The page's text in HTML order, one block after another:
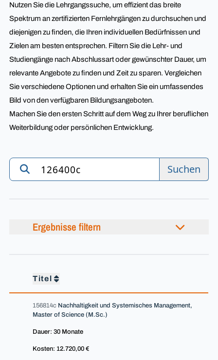
Nutzen Sie die Lehrgangssuche, um effizient das breite
Spektrum an zertifizierten Fernlehrgängen zu durchsuchen und
diejenigen zu finden, die Ihren individuellen Bedürfnissen und
Zielen am besten entsprechen. Filtern Sie die Lehr- und
Studiengänge nach Abschlussart oder gewünschter Dauer, um
relevante Angebote zu finden und Zeit zu sparen. Vergleichen
Sie verschiedene Optionen und erhalten Sie ein umfassendes
Bild von den verfügbaren Bildungsangeboten.
Machen Sie den ersten Schritt auf dem Weg zu Ihrer beruflichen
Weiterbildung oder persönlichen Entwicklung.
Suchen
Ergebnisse filtern
Titel
156814c Nachhaltigkeit und Systemisches Management,
Master of Science (M.Sc.)
Dauer: 30 Monate
Kosten: 12.720,00 €